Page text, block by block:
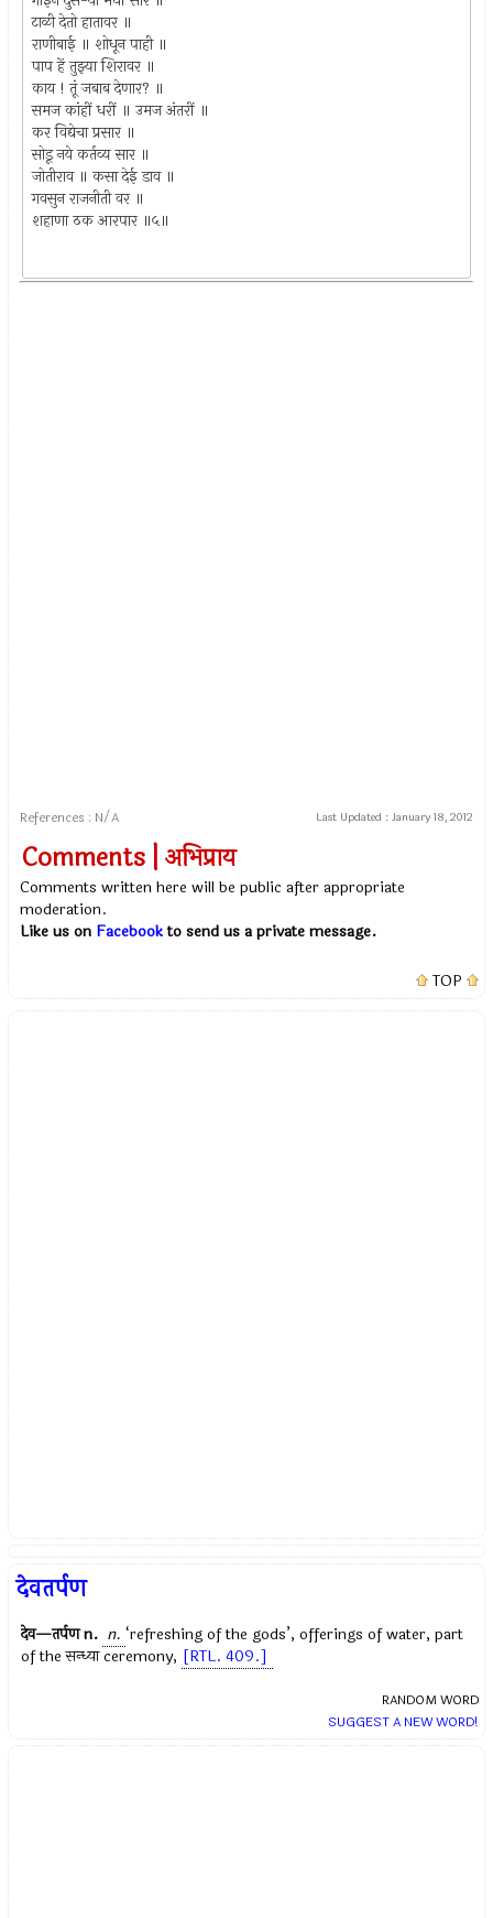
टाळी देतो हातावर ॥
राणीबाई ॥ शोधून पाही ॥
पाप हें तुझ्या शिरावर ॥
काय ! तूं जबाब देणार? ॥
समज कांहीं धरीं ॥ उमज अंतरीं ॥
कर विद्येचा प्रसार ॥
सोडू नये कर्तव्य सार ॥
जोतीराव ॥ कसा देई डाव ॥
गवसुन राजनीती वर ॥
शहाणा ठक आरपार ॥५॥
References : N/A Last Updated : January 18, 2012
Comments | अभिप्राय
Comments written here will be public after appropriate
moderation.
Like us on Facebookto send us a private message.
TOP
देवतर्पण
देव—तर्पणn. n. ‘refreshing of the gods’, offerings of water, part
of theसन्ध्याceremony, [RTL. 409.]
RANDOM WORD
SUGGEST A NEW WORD!